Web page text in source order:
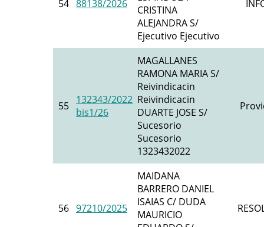
54 88138/2026
CRISTINA
ALEJANDRA S/
Ejecutivo Ejecutivo
55
132343/2022
bis1/26
MAGALLANES
RAMONA MARIA S/
Reivindicacin
Reivindicacin
DUARTE JOSE S/
Sucesorio
Sucesorio
1323432022
56 97210/2025
MAIDANA
BARRERO DANIEL
ISAIAS C/ DUDA
MAURICIO